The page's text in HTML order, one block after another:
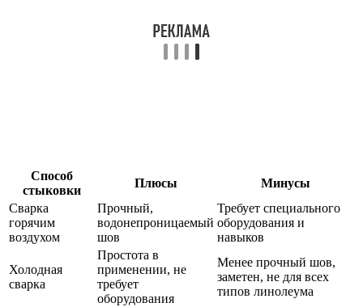
Способ
стыковки
Плюсы
Минусы
Сварка
горячим
воздухом
Прочный,
водонепроницаемый
шов
Требует специального
оборудования и
навыков
Холодная
сварка
Простота в
применении, не
требует
оборудования
Менее прочный шов,
заметен, не для всех
типов линолеума